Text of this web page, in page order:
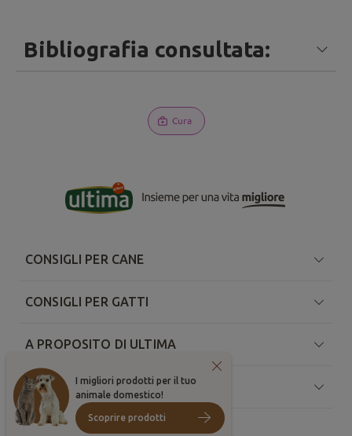
Bibliografia consultata:
Cura
I migliori prodotti per il tuo
animale domestico!
Scoprire prodotti
CONSIGLI PER CANE
CONSIGLI PER GATTI
A PROPOSITO DI ULTIMA
RISORSE